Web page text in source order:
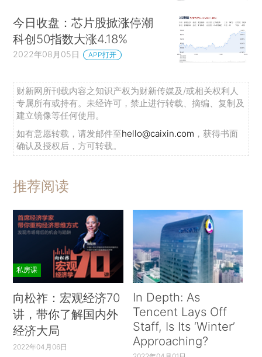
今日收盘：芯片股掀涨停潮
科创50指数大涨4.18%
2022年08月05日 APP打开
财新网所刊载内容之知识产权为财新传媒及/或相关权利人
专属所有或持有。未经许可，禁止进行转载、摘编、复制及
建立镜像等任何使用。
如有意愿转载，请发邮件至hello@caixin.com ，获得书面
确认及授权后，方可转载。
推荐阅读
私房课
向松祚：宏观经济70
讲，带你了解国内外
经济大局
2022年04月06日
In Depth: As
Tencent Lays Off
Staff, Is Its ‘Winter’
Approaching?